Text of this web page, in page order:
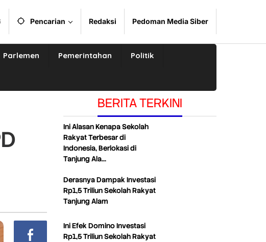
Pencarian Redaksi Pedoman Media Siber
Parlemen Pemerintahan Politik
BERITA TERKINI
Ini Alasan Kenapa Sekolah
Rakyat Terbesar di
Indonesia, Berlokasi di
Tanjung Ala…
Derasnya Dampak Investasi
Rp1,5 Triliun Sekolah Rakyat
Tanjung Alam
Ini Efek Domino Investasi
Rp1,5 Triliun Sekolah Rakyat